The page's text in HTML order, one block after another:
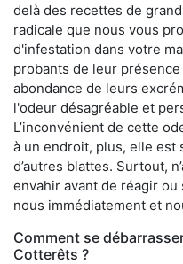
delà des recettes de
radicale que nous vous
d'infestation dans votre
probants de leur présence
abondance de leurs
l'odeur désagréable et
L’inconvénient de cette
à un endroit, plus, elle
d’autres blattes. Surtout,
envahir avant de réagir ou
nous immédiatement et
Comment se
Cotterêts ?